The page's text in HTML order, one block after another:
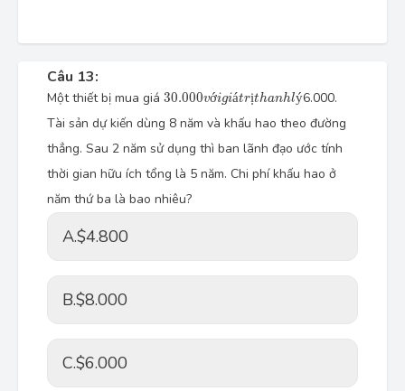
Câu 13:
Một thiết bị mua giá 30.000vớigiátrịthanhlý
30.000 vớ giá rịt h h lý6.000.
Tài sản dự kiến dùng 8 năm và khấu hao theo đường
thẳng. Sau 2 năm sử dụng thì ban lãnh đạo ước tính
thời gian hữu ích tổng là 5 năm. Chi phí khấu hao ở
năm thứ ba là bao nhiêu?
A.$4.800
B.$8.000
C.$6.000